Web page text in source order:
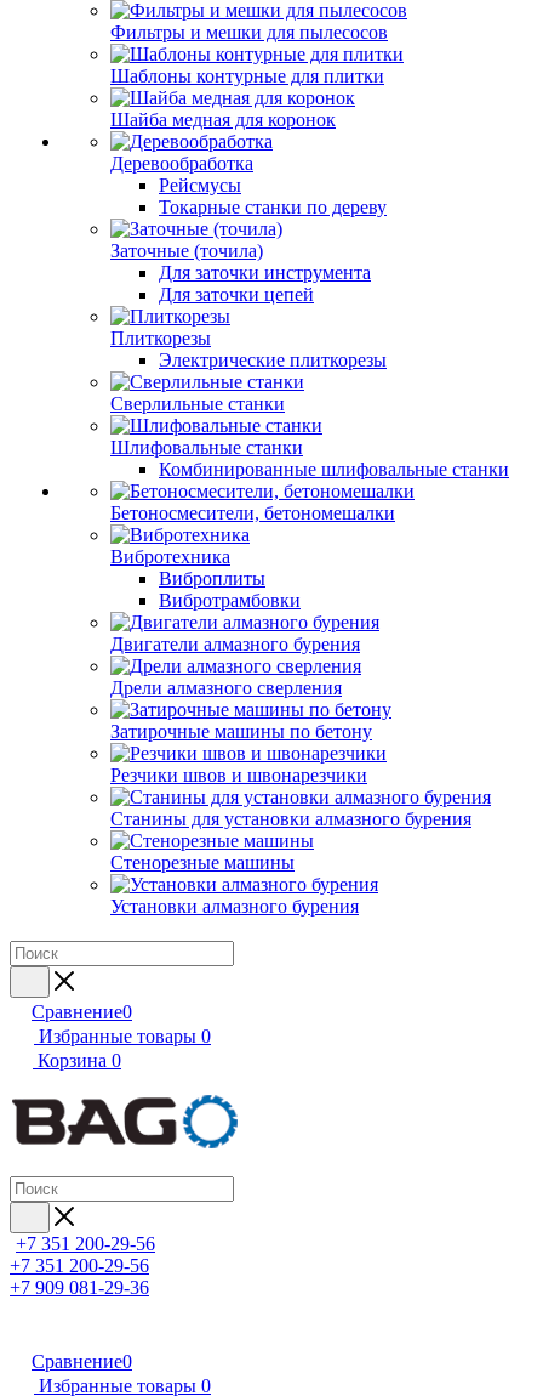
Фильтры и мешки для пылесосов
Шаблоны контурные для плитки
Шайба медная для коронок
Деревообработка
Рейсмусы
Токарные станки по дереву
Заточные (точила)
Для заточки инструмента
Для заточки цепей
Плиткорезы
Электрические плиткорезы
Сверлильные станки
Шлифовальные станки
Комбинированные шлифовальные станки
Бетоносмесители, бетономешалки
Вибротехника
Виброплиты
Вибротрамбовки
Двигатели алмазного бурения
Дрели алмазного сверления
Затирочные машины по бетону
Резчики швов и швонарезчики
Станины для установки алмазного бурения
Стенорезные машины
Установки алмазного бурения
Сравнение0
Избранные товары 0
Корзина 0
+7 351 200-29-56
+7 351 200-29-56
+7 909 081-29-36
Сравнение0
Избранные товары 0